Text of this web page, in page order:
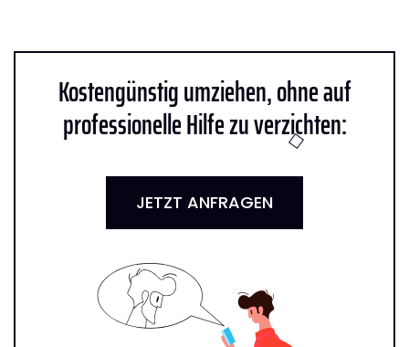
Kostengünstig umziehen, ohne auf
professionelle Hilfe zu verzichten:
JETZT ANFRAGEN